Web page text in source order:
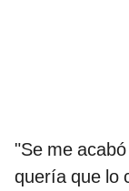
"Se me
quería que lo